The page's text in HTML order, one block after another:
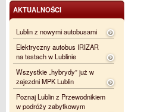
AKTUALNOŚCI
Lublin z nowymi autobusami
Elektryczny autobus IRIZAR
na testach w Lublinie
Wszystkie „hybrydy” już w
zajezdni MPK Lublin
Poznaj Lublin z Przewodnikiem
w podróży zabytkowym